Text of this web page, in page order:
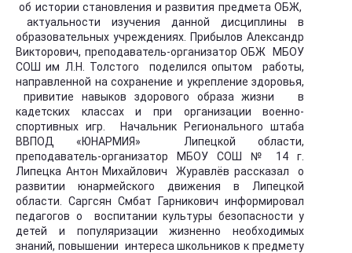
об истории становления и развития предмета ОБЖ,
актуальности изучения данной дисциплины в
образовательных учреждениях. Прибылов Александр
Викторович, преподаватель-организатор ОБЖ МБОУ
СОШ им Л.Н. Толстого поделился опытом работы,
направленной на сохранение и укрепление здоровья,
привитие навыков здорового образа жизни в
кадетских классах и при организации военно-
спортивных игр. Начальник Регионального штаба
ВВПОД «ЮНАРМИЯ» Липецкой области,
преподаватель-организатор МБОУ СОШ № 14 г.
Липецка Антон Михайлович Журавлёв рассказал о
развитии юнармейского движения в Липецкой
области. Саргсян Смбат Гарникович информировал
педагогов о воспитании культуры безопасности у
детей и популяризации жизненно необходимых
знаний, повышении интереса школьников к предмету